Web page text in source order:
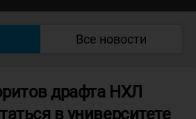
Все новости
драфта НХЛ
в университете